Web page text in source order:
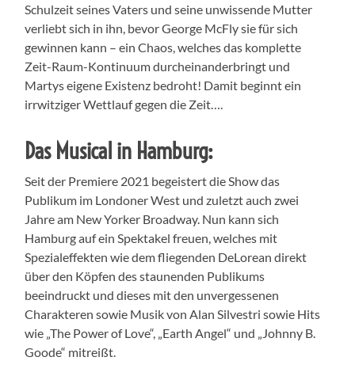
Schulzeit seines Vaters und seine unwissende Mutter
verliebt sich in ihn, bevor George McFly sie für sich
gewinnen kann – ein Chaos, welches das komplette
Zeit-Raum-Kontinuum durcheinanderbringt und
Martys eigene Existenz bedroht! Damit beginnt ein
irrwitziger Wettlauf gegen die Zeit….
Das Musical in Hamburg:
Seit der Premiere 2021 begeistert die Show das
Publikum im Londoner West und zuletzt auch zwei
Jahre am New Yorker Broadway. Nun kann sich
Hamburg auf ein Spektakel freuen, welches mit
Spezialeffekten wie dem fliegenden DeLorean direkt
über den Köpfen des staunenden Publikums
beeindruckt und dieses mit den unvergessenen
Charakteren sowie Musik von Alan Silvestri sowie Hits
wie „The Power of Love“, „Earth Angel“ und „Johnny B.
Goode“ mitreißt.